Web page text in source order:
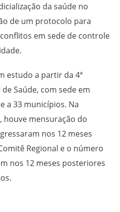
da saúde no
de um protocolo para
em sede de controle
estudo a partir da 4ª
Saúde, com sede em
a 33 municípios. Na
mensuração do
nos 12 meses
Regional e o número
nos 12 meses posteriores